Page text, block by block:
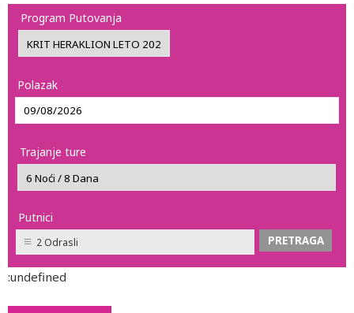
Program Putovanja
Polazak
Trajanje ture
Putnici
2 Odrasli
:undefined